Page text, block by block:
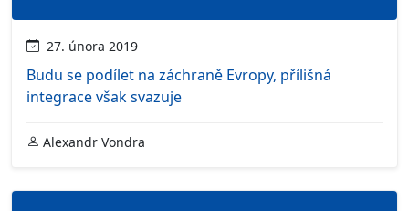
27. února 2019
Budu se podílet na záchraně Evropy, přílišná
integrace však svazuje
Alexandr Vondra